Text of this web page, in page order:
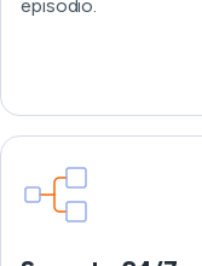
episodio.